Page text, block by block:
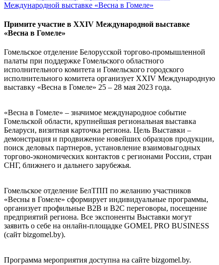
Международной выставке «Весна в Гомеле»
Примите участие в XXIV Международной выставке
«Весна в Гомеле»
Гомельское отделение Белорусской торгово-промышленной
палаты при поддержке Гомельского областного
исполнительного комитета и Гомельского городского
исполнительного комитета организует XXIV Международную
выставку «Весна в Гомеле» 25 – 28 мая 2023 года.
«Весна в Гомеле» – значимое международное событие
Гомельской области, крупнейшая региональная выставка
Беларуси, визитная карточка региона. Цель Выставки –
демонстрация и продвижение новейших образцов продукции,
поиск деловых партнеров, установление взаимовыгодных
торгово-экономических контактов с регионами России, стран
СНГ, ближнего и дальнего зарубежья.
Гомельское отделение БелТПП по желанию участников
«Весны в Гомеле» сформирует индивидуальные программы,
организует профильные B2B и B2C переговоры, посещение
предприятий региона. Все экспоненты Выставки могут
заявить о себе на онлайн-площадке GOMEL PRO BUSINESS
(сайт bizgomel.by).
Программа мероприятия доступна на сайте bizgomel.by.